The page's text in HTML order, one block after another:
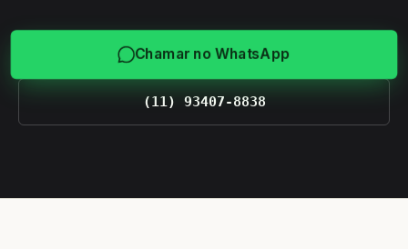
Chamar no WhatsApp
(11) 93407-8838